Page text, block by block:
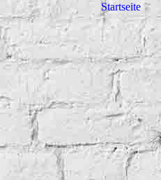
Startseite